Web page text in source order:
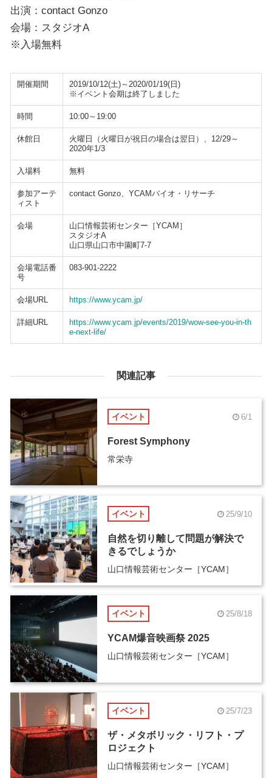
出演：contact Gonzo
会場：スタジオA
※入場無料
開催期間
2019/10/12(土)～2020/01/19(日)
※イベント会期は終了しました
時間 10:00～19:00
休館日
火曜日（火曜日が祝日の場合は翌日）、12/29～
2020年1/3
入場料 無料
参加アーテ
ィスト
contact Gonzo、YCAMバイオ・リサーチ
会場
山口情報芸術センター［YCAM］
スタジオA
山口県山口市中園町7-7
会場電話番
号
083-901-2222
会場URL https://www.ycam.jp/
詳細URL
https://www.ycam.jp/events/2019/wow-see-you-in-th
e-next-life/
関連記事
イベント 6/1
Forest Symphony
常栄寺
イベント 25/9/10
自然を切り離して問題が解決で
きるでしょうか
山口情報芸術センター［YCAM］
イベント 25/8/18
YCAM爆音映画祭 2025
山口情報芸術センター［YCAM］
イベント 25/7/23
ザ・メタボリック・リフト・プ
ロジェクト
山口情報芸術センター［YCAM］